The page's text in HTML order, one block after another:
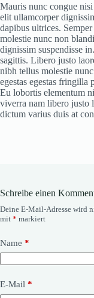
Mauris nunc congue
elit ullamcorper
dapibus ultrices.
molestie nunc non
dignissim suspendisse
sagittis. Libero justo
nibh tellus molestie
egestas egestas fringilla
Eu lobortis elementum
viverra nam libero justo
dictum varius duis at
Schreibe einen
Deine E-Mail-Adresse wird
mit * markiert
Name *
E-Mail *